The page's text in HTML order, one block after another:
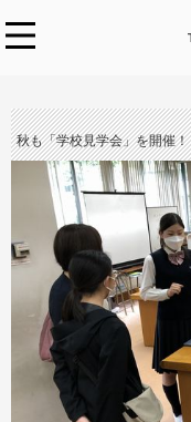
秋も「学校見学会」を開催！